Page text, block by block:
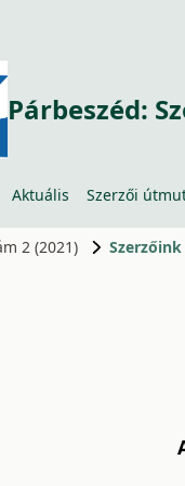
Párbeszéd:
Aktuális Szerzői
2 (2021) Szerzőink